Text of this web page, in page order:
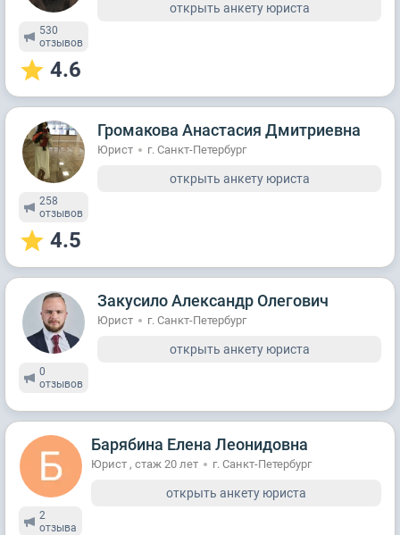
530
отзывов
4.6
открыть анкету юриста
258
отзывов
4.5
Громакова Анастасия Дмитриевна
Юрист г. Санкт-Петербург
открыть анкету юриста
0
отзывов
Закусило Александр Олегович
Юрист г. Санкт-Петербург
открыть анкету юриста
2
отзывa
Барябина Елена Леонидовна
Юрист , стаж 20 лет г. Санкт-Петербург
открыть анкету юриста